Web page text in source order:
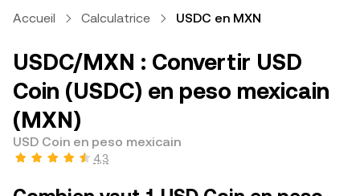
Accueil Calculatrice USDC en MXN
USDC/MXN : Convertir USD
Coin (USDC) en peso mexicain
(MXN)
USD Coin en peso mexicain
4,3